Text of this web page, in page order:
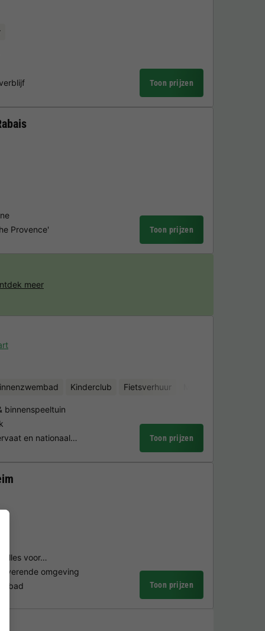
Toon prijzen
Provence'
Toon prijzen
Kinderclub Fietsverhuur
binnenspeeltuin
en nationaal…
Toon prijzen
alles voor…
omgeving
Toon prijzen
meer